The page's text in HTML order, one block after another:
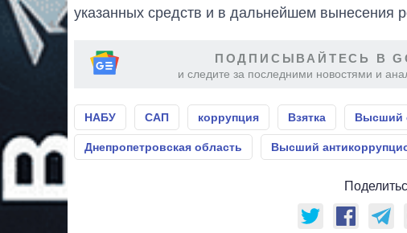
указанных средств и в дальнейшем вынесения
ПОДПИСЫВАЙТЕСЬ В
и следите за последними новостями и
НАБУ САП коррупция Взятка Высший
Днепропетровская область Высший